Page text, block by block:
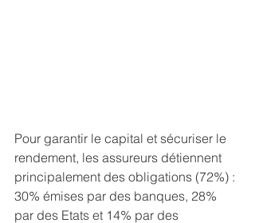
Pour garantir le capital et sécuriser le
rendement, les assureurs détiennent
principalement des obligations (72%) :
30% émises par des banques, 28%
par des Etats et 14% par des